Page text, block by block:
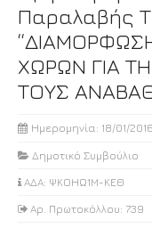
Παραλαβής
ΧΩΡΩΝ ΓΙΑ
ΤΟΥΣ
Ημερομηνία: 18/01/2016
Δημοτικό Συμβούλιο
ΑΔΑ: ΨΚΟΗΩ1Μ-ΚΕΘ
Αρ. Πρωτοκόλλου: 739